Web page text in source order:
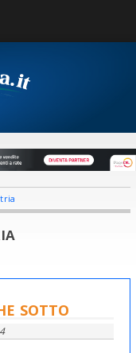
SOTTO